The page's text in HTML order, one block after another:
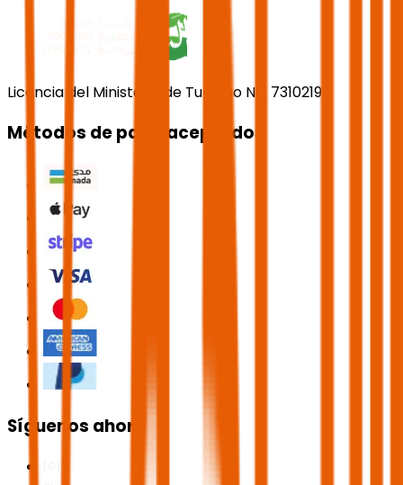
Licencia del Ministerio de Turismo No. 73102191
Métodos de pago aceptados
Síguenos ahora